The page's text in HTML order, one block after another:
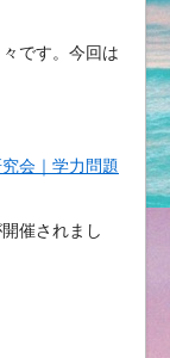
です。今回は
会｜学力問題
催されまし